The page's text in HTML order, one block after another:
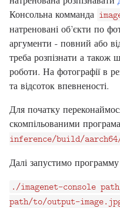
Консольна комманда
натреновані об’єкти по
аргументи - повний або
треба розпізнати а також
роботи. На фотографії в
та відсоток впевненості.
Для початку
скомпільованими
inference/build/
Далі запустимо программу
./imagenet-console
path/to/output-